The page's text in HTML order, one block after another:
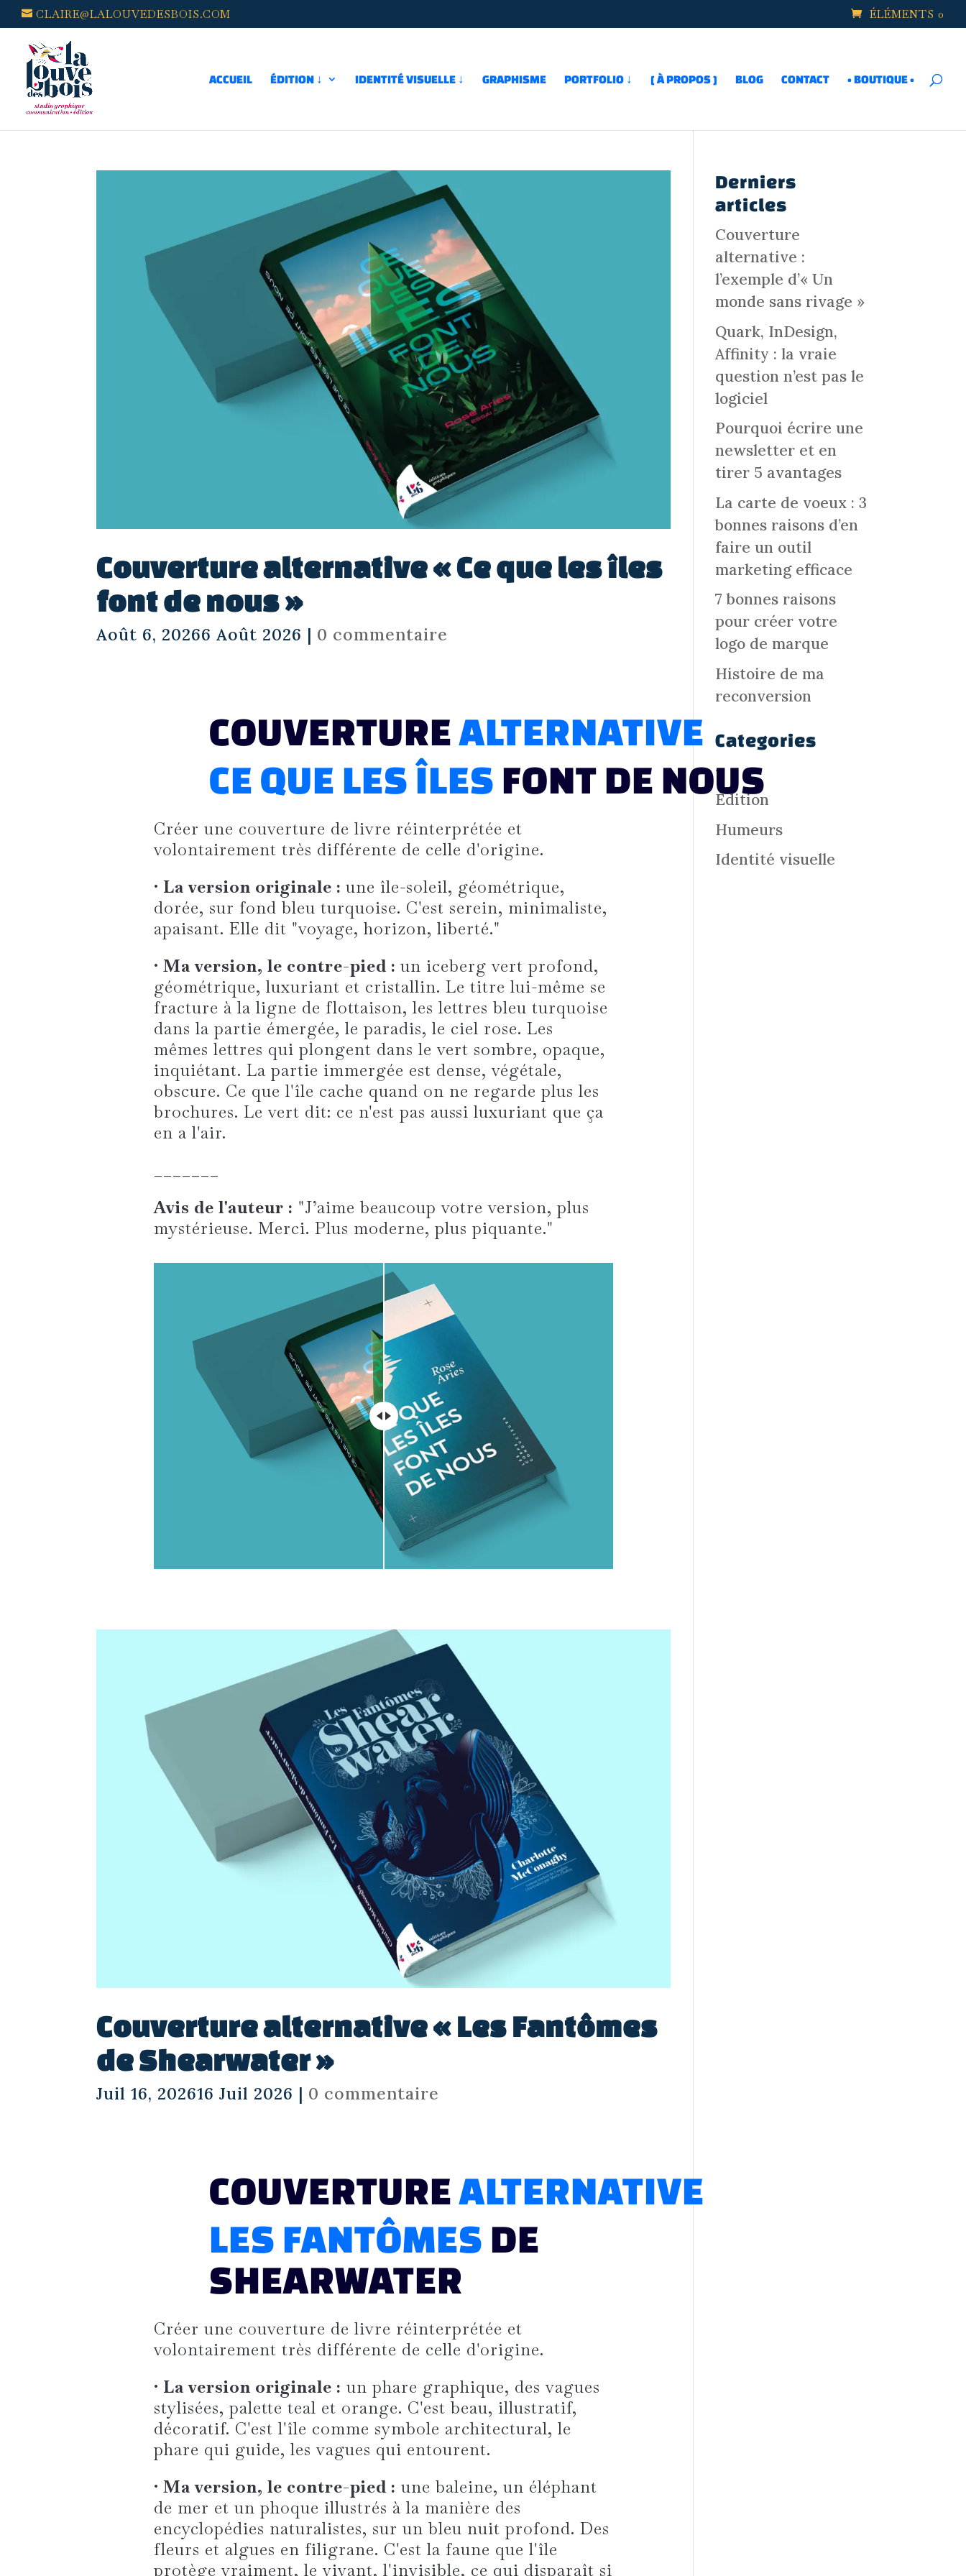
CLAIRE@LALOUVEDESBOIS.COM ÉLÉMENTS 0
ACCUEIL ÉDITION ↓ IDENTITÉ VISUELLE ↓ GRAPHISME PORTFOLIO ↓ [ À PROPOS ] BLOG CONTACT • BOUTIQUE •
Couverture alternative « Ce que les îles
font de nous »
Août 6, 20266 Août 2026 | 0 commentaire
COUVERTUREALTERNATIVE
CE QUE LES ÎLES FONT DE NOUS
Créer une couverture de livre réinterprétée et
volontairement très différente de celle d'origine.
• La version originale :une île-soleil, géométrique,
dorée, sur fond bleu turquoise. C'est serein, minimaliste,
apaisant. Elle dit "voyage, horizon, liberté."
• Ma version, le contre-pied :un iceberg vert profond,
géométrique, luxuriant et cristallin. Le titre lui-même se
fracture à la ligne de flottaison, les lettres bleu turquoise
dans la partie émergée, le paradis, le ciel rose. Les
mêmes lettres qui plongent dans le vert sombre, opaque,
inquiétant. La partie immergée est dense, végétale,
obscure. Ce que l'île cache quand on ne regarde plus les
brochures. Le vert dit: ce n'est pas aussi luxuriant que ça
en a l'air.
Avis de l'auteur : "J’aime beaucoup votre version, plus
mystérieuse. Merci. Plus moderne, plus piquante."
Couverture alternative « Les Fantômes
de Shearwater »
Juil 16, 202616 Juil 2026 | 0 commentaire
COUVERTUREALTERNATIVE
LES FANTÔMES DE
SHEARWATER
Créer une couverture de livre réinterprétée et
volontairement très différente de celle d'origine.
• La version originale : un phare graphique, des vagues
stylisées, palette teal et orange. C'est beau, illustratif,
décoratif. C'est l'île comme symbole architectural, le
phare qui guide, les vagues qui entourent.
• Ma version, le contre-pied : une baleine, un éléphant
de mer et un phoque illustrés à la manière des
encyclopédies naturalistes, sur un bleu nuit profond. Des
fleurs et algues en filigrane. C'est la faune que l'île
protège vraiment, le vivant, l'invisible, ce qui disparaît si
Derniers
articles
Couverture
alternative :
l’exemple d’« Un
monde sans rivage »
Quark, InDesign,
Affinity : la vraie
question n’est pas le
logiciel
Pourquoi écrire une
newsletter et en
tirer 5 avantages
La carte de voeux : 3
bonnes raisons d’en
faire un outil
marketing efficace
7 bonnes raisons
pour créer votre
logo de marque
Histoire de ma
reconversion
Categories
–
Édition
Humeurs
Identité visuelle